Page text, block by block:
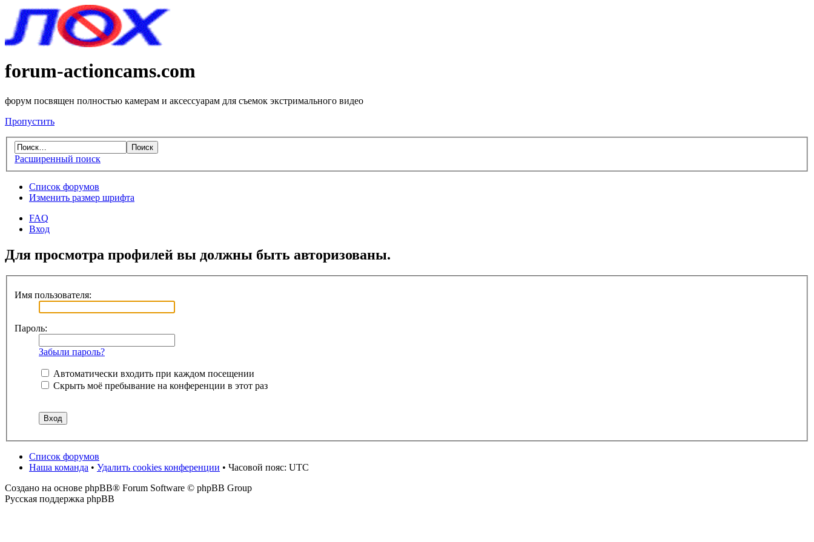
forum-actioncams.com
форум посвящен полностью камерам и аксессуарам для съемок экстримального видео
Пропустить
Расширенный поиск
Список форумов
Изменить размер шрифта
FAQ
Вход
Для просмотра профилей вы должны быть авторизованы.
Имя пользователя:
Пароль:
Забыли пароль?
Автоматически входить при каждом посещении
Скрыть моё пребывание на конференции в этот раз
Список форумов
Наша команда • Удалить cookies конференции • Часовой пояс: UTC
Создано на основе phpBB® Forum Software © phpBB Group
Русская поддержка phpBB